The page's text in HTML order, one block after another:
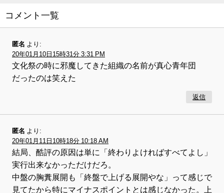
コメント一覧
匿名 より:
20年01月10日15時31分 3:31 PM
文化祭の時に邪魔してきた組織の名前が真心青年団
だったのは笑えた
返信
匿名 より:
20年01月11日10時18分 10:18 AM
結局、酷評の原因は単に「終わりよければすべてよし」
実行出来なかっただけだろ。
中盤の胸糞展開も「終盤で上げる展開やな」って感じで
見てたから特にマイナスポイントとは感じなかった。上